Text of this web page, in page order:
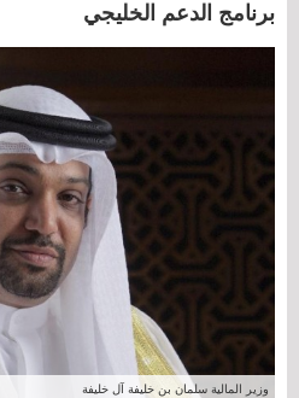
برنامج الدعم الخليجي
وزير المالية سلمان بن خليفة آل خليفة